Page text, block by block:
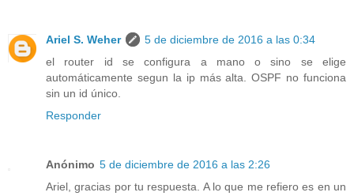
Ariel S. Weher
5 de diciembre de 2016 a las 0:34
el router id se configura a mano o sino se elige
automáticamente segun la ip más alta. OSPF no funciona
sin un id único.
Responder
Anónimo 5 de diciembre de 2016 a las 2:26
Ariel, gracias por tu respuesta. A lo que me refiero es en un